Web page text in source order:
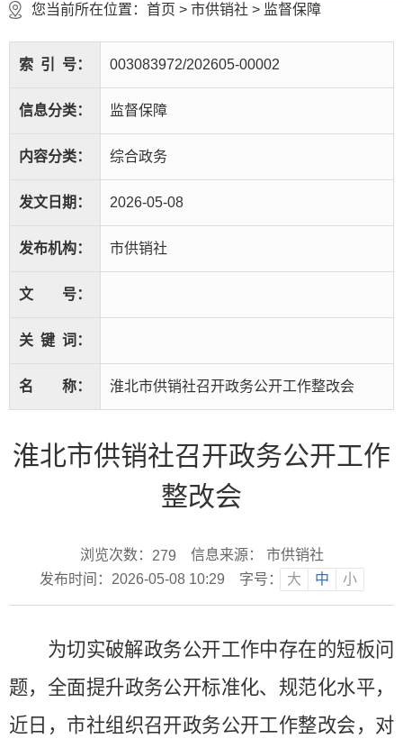
您当前所在位置： 首页 > 市供销社 > 监督保障
索 引 号： 003083972/202605-00002
信息分类： 监督保障
内容分类： 综合政务
发文日期： 2026-05-08
发布机构： 市供销社
文 号：
关 键 词：
名 称： 淮北市供销社召开政务公开工作整改会
淮北市供销社召开政务公开工作
整改会
浏览次数： 279
信息来源： 市供销社
发布时间：2026-05-08 10:29
字号： 大 中 小
为切实破解政务公开工作中存在的短板问
题，全面提升政务公开标准化、规范化水平，
近日， 市社组织召开政务公开工作整改会，对